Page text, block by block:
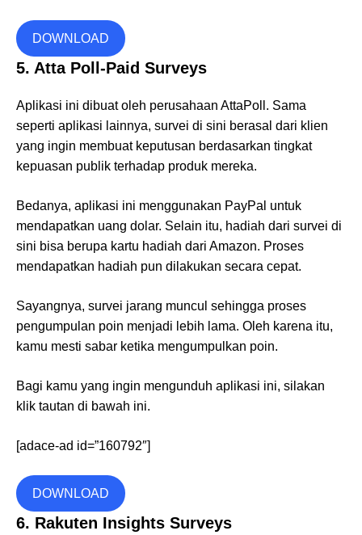
DOWNLOAD
5. Atta Poll-Paid Surveys
Aplikasi ini dibuat oleh perusahaan AttaPoll. Sama
seperti aplikasi lainnya, survei di sini berasal dari klien
yang ingin membuat keputusan berdasarkan tingkat
kepuasan publik terhadap produk mereka.
Bedanya, aplikasi ini menggunakan PayPal untuk
mendapatkan uang dolar. Selain itu, hadiah dari survei di
sini bisa berupa kartu hadiah dari Amazon. Proses
mendapatkan hadiah pun dilakukan secara cepat.
Sayangnya, survei jarang muncul sehingga proses
pengumpulan poin menjadi lebih lama. Oleh karena itu,
kamu mesti sabar ketika mengumpulkan poin.
Bagi kamu yang ingin mengunduh aplikasi ini, silakan
klik tautan di bawah ini.
[adace-ad id=”160792″]
DOWNLOAD
6. Rakuten Insights Surveys